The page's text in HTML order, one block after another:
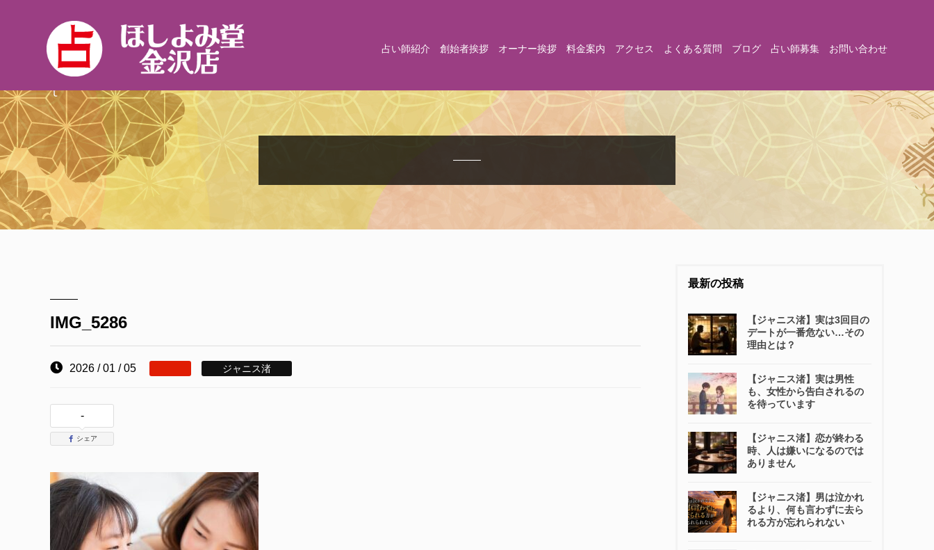
占い師紹介 創始者挨拶 オーナー挨拶 料金案内 アクセス よくある質問 ブログ 占い師募集 お問い合わせ
IMG_5286
2026 / 01 / 05 ジャニス渚
-
シェア
最新の投稿
【ジャニス渚】実は3回目の
デートが一番危ない…その
理由とは？
【ジャニス渚】実は男性
も、女性から告白されるの
を待っています
【ジャニス渚】恋が終わる
時、人は嫌いになるのでは
ありません
【ジャニス渚】男は泣かれ
るより、何も言わずに去ら
れる方が忘れられない